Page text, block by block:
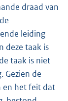
draad van
leiding
deze taak is
taak is niet
Gezien de
en het feit dat